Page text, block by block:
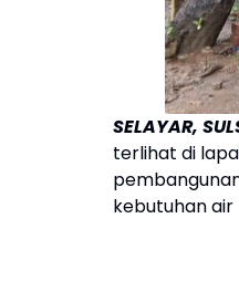
SELAYAR,
terlihat di
kebutuhan